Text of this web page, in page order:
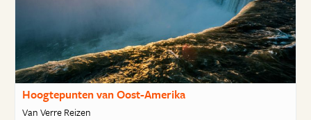
Hoogtepunten van Oost-Amerika
Van Verre Reizen